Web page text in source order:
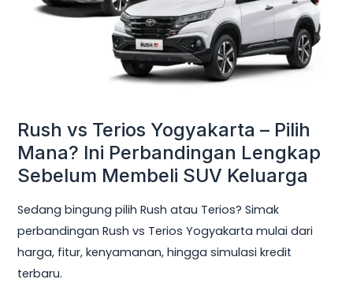
Rush vs Terios Yogyakarta – Pilih
Mana? Ini Perbandingan Lengkap
Sebelum Membeli SUV Keluarga
Sedang bingung pilih Rush atau Terios? Simak
perbandingan Rush vs Terios Yogyakarta mulai dari
harga, fitur, kenyamanan, hingga simulasi kredit
terbaru.
Pilih
Membeli
SUV
Keluarga